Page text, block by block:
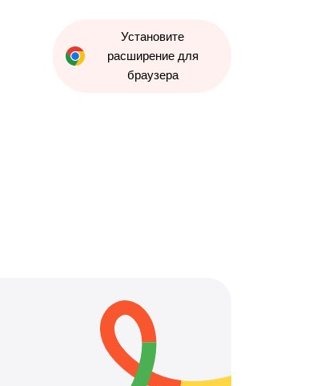
Установите
расширение для
браузера